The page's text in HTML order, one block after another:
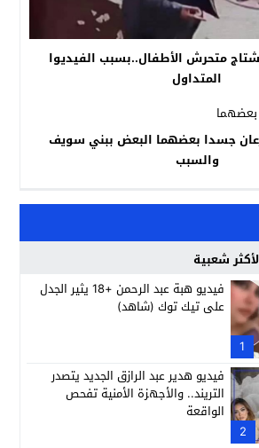
متحرش الأطفال..بسبب الفيديوا
المتداول
جسدا بعضهما البعض ببني سويف
والسبب
شعبية
1
فيديو هبة عبد الرحمن +18 يثير الجدل
على تيك توك (شاهد)
2
فيديو هدير عبد الرازق الجديد يتصدر
التريند.. والأجهزة الأمنية تفحص
الواقعة